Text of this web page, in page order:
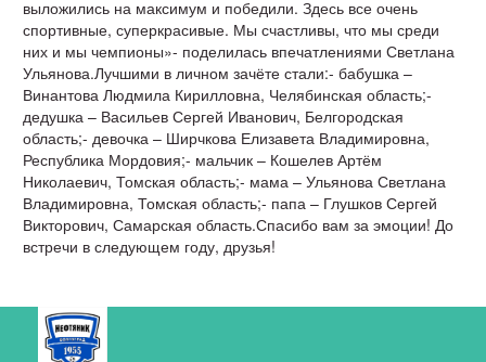
выложились на максимум и победили. Здесь все очень
спортивные, суперкрасивые. Мы счастливы, что мы среди
них и мы чемпионы»- поделилась впечатлениями Светлана
Ульянова.Лучшими в личном зачёте стали:- бабушка –
Винантова Людмила Кирилловна, Челябинская область;-
дедушка – Васильев Сергей Иванович, Белгородская
область;- девочка – Ширчкова Елизавета Владимировна,
Республика Мордовия;- мальчик – Кошелев Артём
Николаевич, Томская область;- мама – Ульянова Светлана
Владимировна, Томская область;- папа – Глушков Сергей
Викторович, Самарская область.Спасибо вам за эмоции! До
встречи в следующем году, друзья!